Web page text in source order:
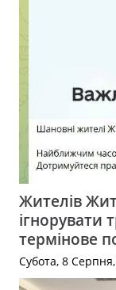
Жителів
ігнорувати
термінове
Субота, 8